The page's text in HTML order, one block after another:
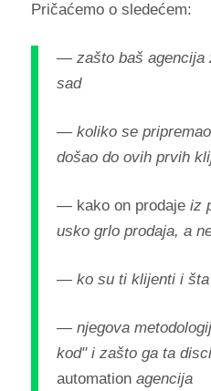
Pričaćemo o sledećem:
— zašto baš agencija
sad
— koliko se
došao do ovih prvih
— kako on prodaje iz
usko grlo prodaja, a
— ko su ti klijenti i šta
— njegova
kod" i zašto ga ta
automationagencija